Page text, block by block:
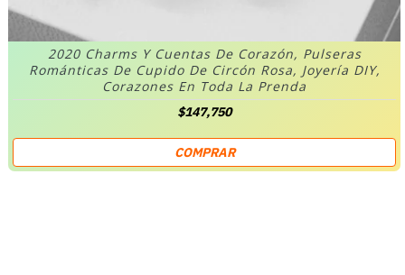
2020 Charms Y Cuentas De Corazón, Pulseras
Románticas De Cupido De Circón Rosa, Joyería DIY,
Corazones En Toda La Prenda
$147,750
COMPRAR